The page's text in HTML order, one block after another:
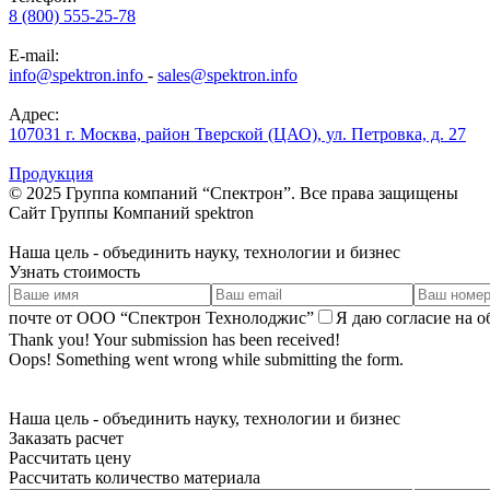
8 (800) 555-25-78
E-mail:
info@spektron.info - sales@spektron.info
Адрес:
107031 г. Москва, район Тверской (ЦАО), ул. Петровка, д. 27
Продукция
© 2025 Группа компаний “Спектрон”. Все права защищены
Cайт Группы Компаний spektron
Наша цель - объединить науку, технологии и бизнес
Узнать стоимость
почте от ООО “Спектрон Технолоджис”
Я даю согласие на
Thank you! Your submission has been received!
Oops! Something went wrong while submitting the form.
Наша цель - объединить науку, технологии и бизнес
Заказать расчет
Рассчитать цену
Рассчитать количество материала